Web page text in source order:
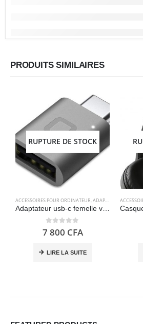
PRODUITS SIMILAIRES
RUPTURE DE STOCK
ACCESSOIRES POUR ORDINATEUR,ADAPTATEURS ,
Adaptateur usb-c femelle vers usb 3.0 mâle – Nonda
0 out of 5
7 800 CFA
LIRE LA SUITE